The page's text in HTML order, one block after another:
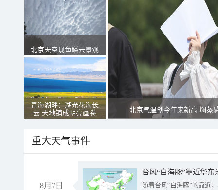
北京天空现鱼鳞云景观
青海湖畔：湖光花海长
云 天地铺成明亮画卷
北京气温创今年来新高 焖蒸
重大天气事件
8月7日
台风“白海豚”靠近华
随着台风“白海豚”的靠近